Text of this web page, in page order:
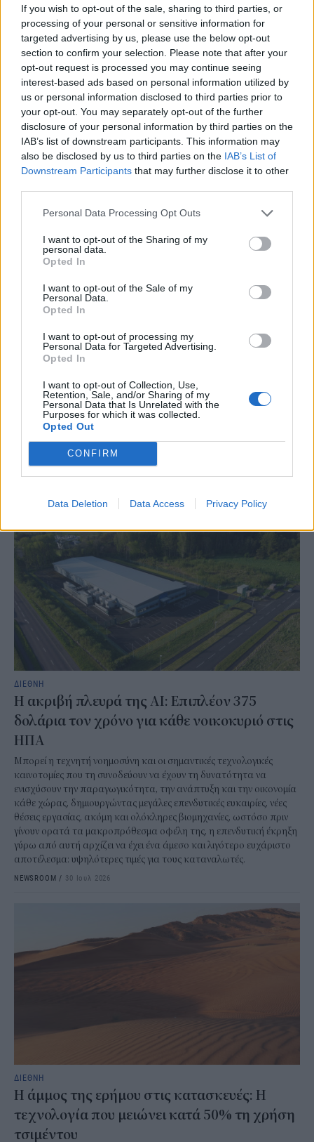
If you wish to opt-out of the sale, sharing to third parties, or
processing of your personal or sensitive information for
targeted advertising by us, please use the below opt-out
section to confirm your selection. Please note that after your
opt-out request is processed you may continue seeing
interest-based ads based on personal information utilized by
us or personal information disclosed to third parties prior to
your opt-out. You may separately opt-out of the further
disclosure of your personal information by third parties on the
IAB’s list of downstream participants. This information may
also be disclosed by us to third parties on the IAB’s List of
Downstream Participants that may further disclose it to other
Personal Data Processing Opt Outs
I want to opt-out of the Sharing of my
personal data.
Opted In
I want to opt-out of the Sale of my
Personal Data.
Opted In
I want to opt-out of processing my
Personal Data for Targeted Advertising.
Opted In
I want to opt-out of Collection, Use,
Retention, Sale, and/or Sharing of my
Personal Data that Is Unrelated with the
Purposes for which it was collected.
Opted Out
CONFIRM
Data Deletion Data Access Privacy Policy
Πού βρίσκεται η πιο ακριβή σουίτα
ξενοδοχείου στον κόσμο
Έχετε αναρωτηθεί ποτέ πώς θα ήταν το εσωτερικό ενός από τα
πιο ακριβά ρετιρέ ξενοδοχείων στο κόσμο στο οποίο, ρεαλιστικά
μιλώντας, γνωρίζετε ότι θα ήταν αρκετά δύσκολο να βρεθείτε; Στο
Ντουμπάι και συγκεκριμένα στο Atlantis The Royal, στην τεχνητή
νησίδα Palm Jumeirah, βρίσκεται μία από τις ακριβότερες και πιο
εντυπωσιακές ξενοδοχειακές σουίτες στον κόσμο.
NEWSROOM/05 Αυγ 2026
ΔΙΕΘΝΗ
Ο παγκόσμιος χάρτης του καφέ: Ποιες χώρες
Ο καφές αποτελεί βασικό στοιχείο της καθημερινότητας
εκατομμυρίων καταναλωτών παγκοσμίως, και ειδικά στη χώρα
μας μπορεί να συνοδεύει το πρωινό ξύπνημα, το μεσημεριανό
ραντεβού. Γενικά, ταιριάζει σχεδόν σε κάθε κοινωνική συνθήκη,
προσφέρεται σε δεκάδες παραλλαγές και καλύπτει κάθε γούστο.
ΔΙΕΘΝΗ
Η ακριβή πλευρά της AI: Επιπλέον 375
δολάρια τον χρόνο για κάθε νοικοκυριό στις
ΗΠΑ
Μπορεί η τεχνητή νοημοσύνη και οι σημαντικές τεχνολογικές
καινοτομίες που τη συνοδεύουν να έχουν τη δυνατότητα να
ενισχύσουν την παραγωγικότητα, την ανάπτυξη και την οικονομία
κάθε χώρας, δημιουργώντας μεγάλες επενδυτικές ευκαιρίες, νέες
θέσεις εργασίας, ακόμη και ολόκληρες βιομηχανίες, ωστόσο πριν
γίνουν ορατά τα μακροπρόθεσμα οφέλη της, η επενδυτική έκρηξη
γύρω από αυτή αρχίζει να έχει ένα άμεσο και λιγότερο ευχάριστο
αποτέλεσμα: υψηλότερες τιμές για τους καταναλωτές.
NEWSROOM / 30 Ιουλ 2026
ΔΙΕΘΝΗ
Η άμμος της ερήμου στις κατασκευές: Η
τεχνολογία που μειώνει κατά 50% τη χρήση
τσιμέντου